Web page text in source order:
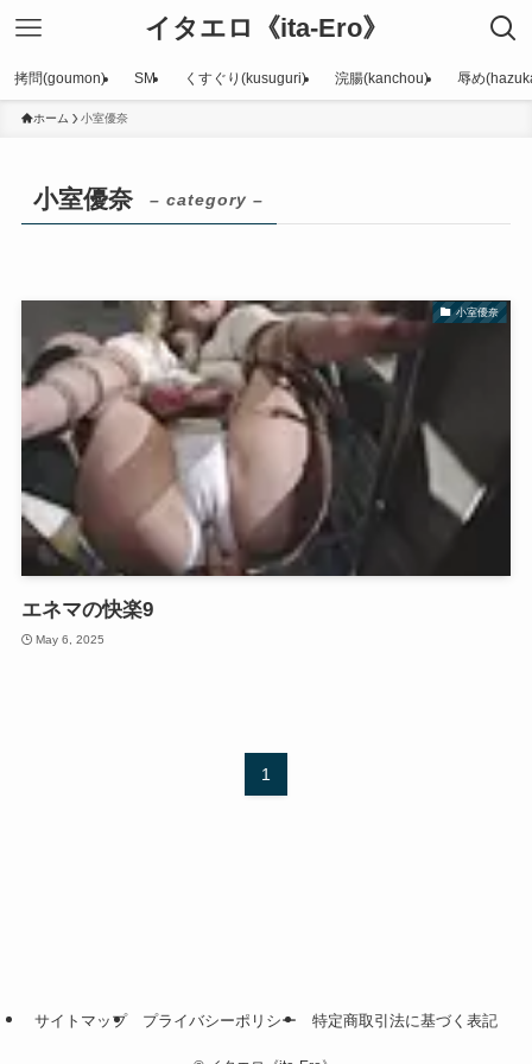
イタエロ《ita-Ero》
拷問(goumon) SM くすぐり(kusuguri) 浣腸(kanchou) 辱め
ホーム 小室優奈
小室優奈 – category –
小室優奈
エネマの快楽9
May 6, 2025
1
サイトマップ プライバシーポリシー 特定商取引法に基づく表記